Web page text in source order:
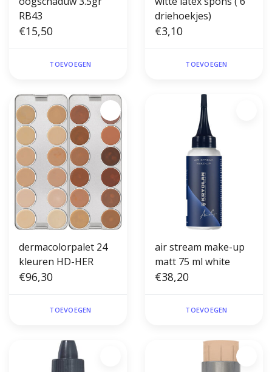
RB43
€15,50
TOEVOEGEN
driehoekjes)
€3,10
TOEVOEGEN
dermacolorpalet 24
kleuren HD-HER
€96,30
TOEVOEGEN
air stream make-up
matt 75 ml white
€38,20
TOEVOEGEN